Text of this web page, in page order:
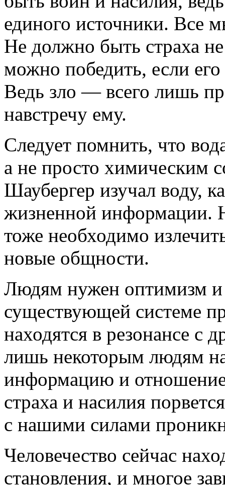
единого источники. Все
Не должно быть страха
можно победить, если его
Ведь зло — всего лишь
навстречу ему.
Следует помнить, что
а не просто химическим
Шаубергер изучал воду,
жизненной информации.
тоже необходимо
новые общности.
Людям нужен оптимизм и
существующей системе
находятся в резонансе с
лишь некоторым людям
информацию и отношение
страха и насилия
с нашими силами
Человечество сейчас
становления, и многое